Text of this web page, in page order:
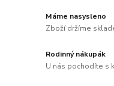
Máme nasysleno
Zboží držíme
Rodinný nákupák
U nás pochodíte s